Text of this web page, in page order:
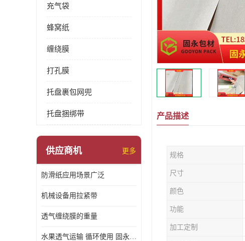
充气袋
蜂窝纸
缠绕膜
打孔膜
托盘裹包网兜
托盘捆绑带
供应商机 更多
防滑纸应用场景广泛
机械设备用拉紧带
透气缠绕膜的重量
水果透气运输 循环使用 固永包材
产品描述
规格
尺寸
颜色
功能
加工定制